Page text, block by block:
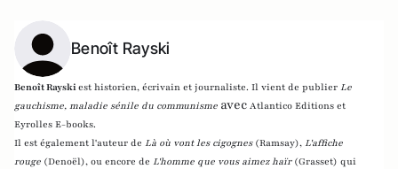
Benoît Rayski
Benoît Rayskiest historien, écrivain et journaliste. Il vient de publier Le
gauchisme, maladie sénile du communisme avec Atlantico Editions et
Eyrolles E-books.
Il est également l'auteur de Là où vont les cigognes (Ramsay), L'affiche
rouge (Denoël), ou encore de L'homme que vous aimez haïr (Grasset) qui